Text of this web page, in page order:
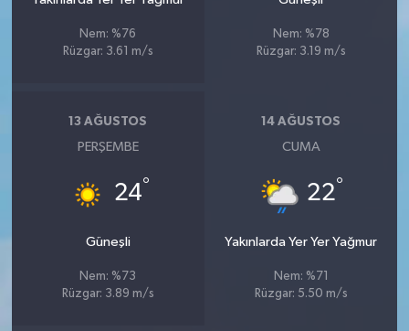
Nem: %76
Rüzgar: 3.61 m/s
Nem: %78
Rüzgar: 3.19 m/s
13 AĞUSTOS
PERŞEMBE
24°
Güneşli
Nem: %73
Rüzgar: 3.89 m/s
14 AĞUSTOS
CUMA
22°
Yakınlarda Yer Yer Yağmur
Nem: %71
Rüzgar: 5.50 m/s